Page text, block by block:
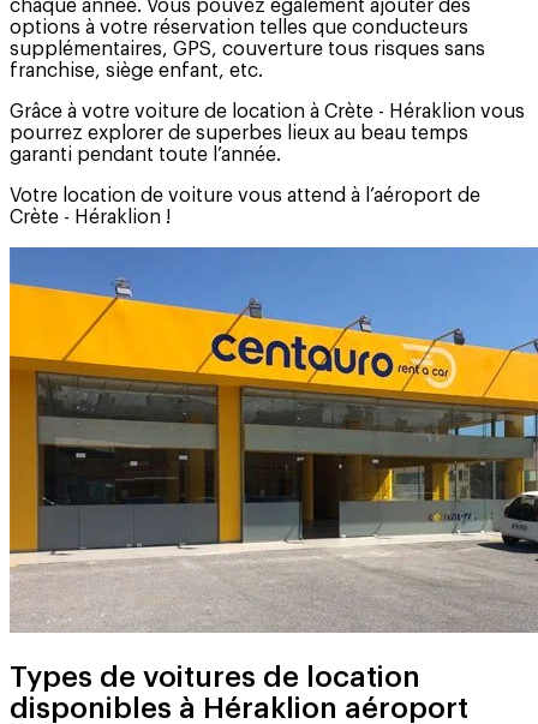
chaque année. Vous pouvez également ajouter des
options à votre réservation telles que conducteurs
supplémentaires, GPS, couverture tous risques sans
franchise, siège enfant, etc.
Grâce à votre voiture de location à Crète - Héraklion vous
pourrez explorer de superbes lieux au beau temps
garanti pendant toute l’année.
Votre location de voiture vous attend à l’aéroport de
Crète - Héraklion !
Types de voitures de location
disponibles à Héraklion aéroport